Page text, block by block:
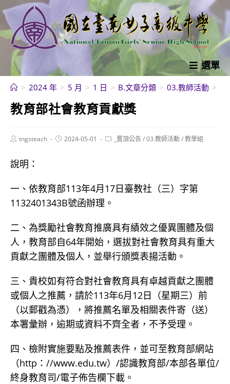
跳
轉
至
內
選單
> 2024 年 > 5 月 > 1 日 > B.文章分類 > 03.教師活動 >
教育部社會教育貢獻獎
Posttngsteach
Post2024-05-01
Post _置頂公告/03.教師活動/教學組
說明：
一、依教育部113年4月17日臺教社（三）字第
1132401343B號函辦理。
二、為獎勵社會教育推廣具有績效之優異團體及個
人，教育部自64年開始，選拔對社會教育具有重大
貢獻之團體及個人，並舉行頒獎表揚活動。
三、貴校如有符合對社會教育具有卓越貢獻之團體
或個人之推薦，請於113年6月12日（星期三）前
（以郵戳為憑），將推薦名單及相關表件寄（送）
本署彙辦，逾期或資料不齊全者，不予受理。
四、檢附實施要點及推薦表件，並可至教育部網站
（http：//www.edu.tw）/認識教育部/本部各單位/
終身教育司/電子佈告欄下載。